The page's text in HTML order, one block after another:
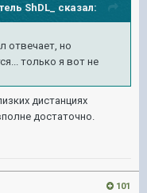
ShDL_ сказал:
отвечает, но
только я вот не
дистанциях
достаточно.
101